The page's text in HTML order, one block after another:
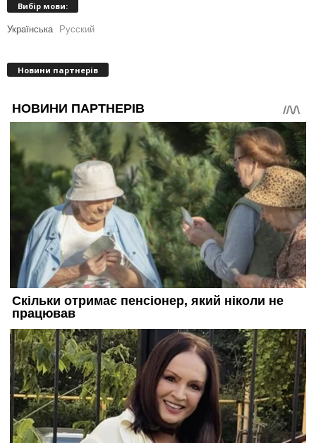
Вибір мови:
Українська Русский
Новини партнерів